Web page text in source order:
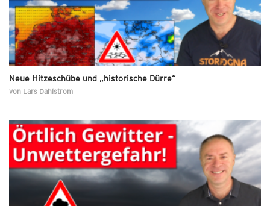
Neue Hitzeschübe und „historische Dürre“
von Lars Dahlstrom